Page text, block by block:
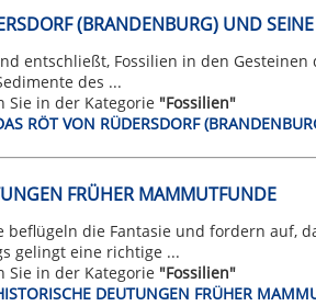
(BRANDENBURG) UND
entschließt, Fossilien in den
des ...
Sie in der Kategorie "Fossilien"
RÖT VON RÜDERSDORF
FRÜHER MAMMUTFUNDE
beflügeln die Fantasie und fordern auf,
gelingt eine richtige ...
Sie in der Kategorie "Fossilien"
DEUTUNGEN FRÜHER